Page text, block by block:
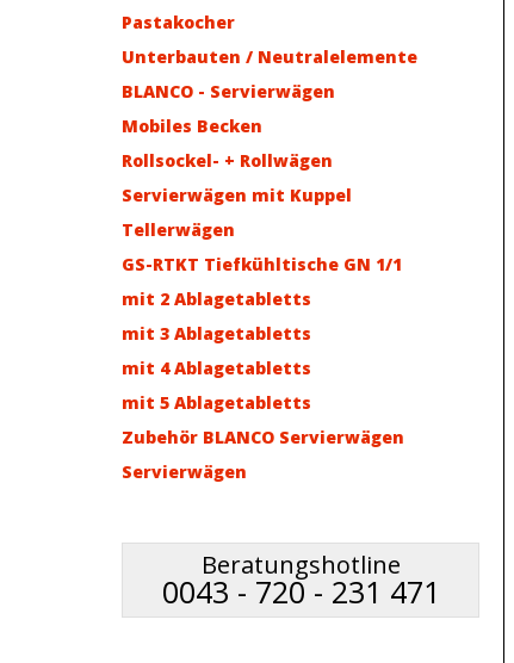
Pastakocher
Unterbauten / Neutralelemente
BLANCO - Servierwägen
Mobiles Becken
Rollsockel- + Rollwägen
Servierwägen mit Kuppel
Tellerwägen
GS-RTKT Tiefkühltische GN 1/1
mit 2 Ablagetabletts
mit 3 Ablagetabletts
mit 4 Ablagetabletts
mit 5 Ablagetabletts
Zubehör BLANCO Servierwägen
Servierwägen
Beratungshotline
0043 - 720 - 231 471